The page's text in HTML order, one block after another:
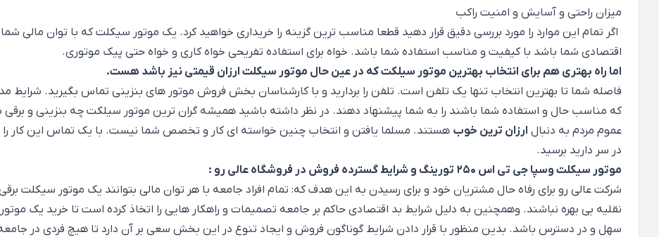
میزان راحتی و آسایش و امنیت راکب
اگر تمام این موارد را مورد بررسی دقیق قرار دهید قطعا مناسب ترین گزینه را خریداری خواهید کرد. یک موتور سیکلت که با توان
اقتصادی شما باشد با کیفیت و مناسب استفاده شما باشد. خواه برای استفاده تفریحی خواه کاری و خواه حتی پیک موتوری.
اما راه بهتری هم برای انتخاب بهترین موتور سیلکت که در عین حال موتور سیکلت ارزان قیمتی نیز باشد هست.
فاصله شما تا بهترین انتخاب تنها یک تلفن است. تلفن را بردارید و با کارشناسان بخش فروش موتور های بنزینی تماس بگیرید. شرایط مد
که مناسب حال و استفاده شما باشند را به شما پیشنهاد دهند. در نظر داشته باشید همیشه گران ترین موتور سیلکت چه بنزینی و برقی
عموم مردم به دنبال ارزان ترین خوب هستند. مسلما یافتن و انتخاب چنین خواسته ای کار و تخصص شما نیست. با یک تماس این کار را
در سر دارید برسید.
موتور سیکلت وسپا جی تی اس 250 تورینگ و شرایط گسترده فروش در فروشگاه عالی رو :
شرکت عالی رو برای رفاه حال مشتریان خود و برای رسیدن به این هدف که: تمام افراد جامعه با هر توان مالی بتوانند یک موتور سیکلت
نقلیه بی بهره نباشند. وهمچنین به دلیل شرایط بد اقتصادی حاکم بر جامعه تصمیمات و راهکار هایی را اتخاذ کرده است تا خرید یک
سهل و در دسترس باشد. بدین منظور با قرار دادن شرایط گوناگون فروش و ایجاد تنوع در این بخش سعی بر آن دارد تا هیچ فردی در